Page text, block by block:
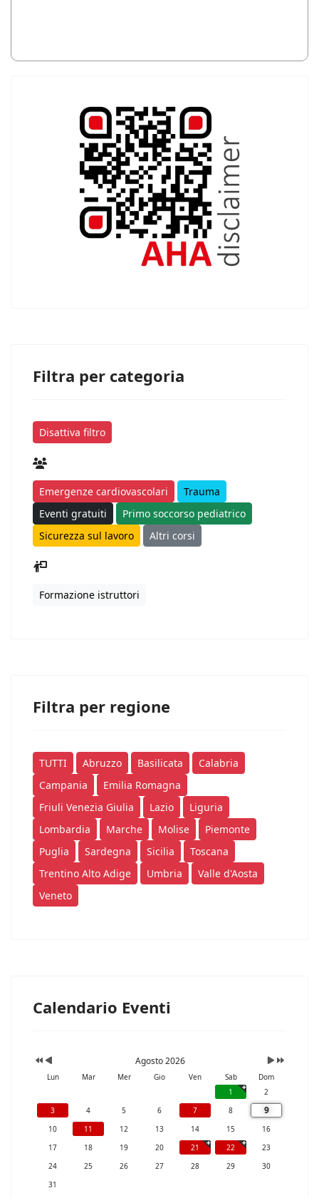
Filtra per categoria
Disattiva filtro
Emergenze cardiovascolari
Trauma
Eventi gratuiti
Primo soccorso pediatrico
Sicurezza sul lavoro
Altri corsi
Formazione istruttori
Filtra per regione
TUTTI Abruzzo Basilicata
Calabria
Campania
Emilia Romagna
Friuli Venezia Giulia
Lazio
Liguria
Lombardia
Marche Molise
Piemonte
Puglia
Sardegna Sicilia
Toscana
Trentino Alto Adige
Umbria
Valle d'Aosta
Veneto
Calendario Eventi
Agosto 2026
Lun Mar Mer Gio Ven Sab
Dom
1
2
3
4 5 6 7 8 9
10 11 12 13 14 15
16
17
18 19 20 21 22
23
24
25 26 27 28 29
30
31